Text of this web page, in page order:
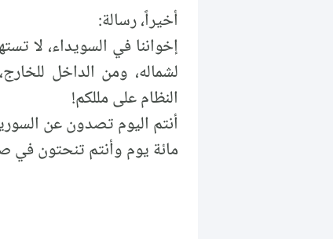
أخيراً، رسالة:
إخواننا في السويداء، لا
لشماله، ومن الداخل
النظام على مللكم!
أنتم اليوم تصدون عن
مائة يوم وأنتم تنحتون في